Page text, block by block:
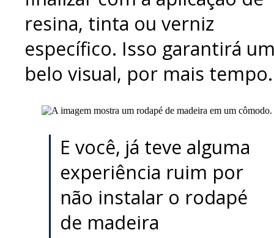
resina, tinta ou verniz
específico. Isso garantirá
belo visual, por mais tempo.
E você, já teve alguma
experiência ruim por
não instalar o rodapé
de madeira